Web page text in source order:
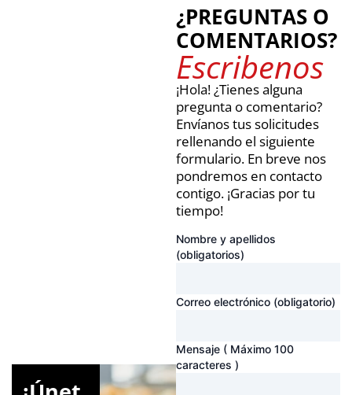
¿PREGUNTAS O
COMENTARIOS?
Escribenos
¡Hola! ¿Tienes alguna
pregunta o comentario?
Envíanos tus solicitudes
rellenando el siguiente
formulario. En breve nos
pondremos en contacto
contigo. ¡Gracias por tu
tiempo!
Nombre y apellidos
(obligatorios)
Correo electrónico (obligatorio)
Mensaje ( Máximo 100
caracteres )